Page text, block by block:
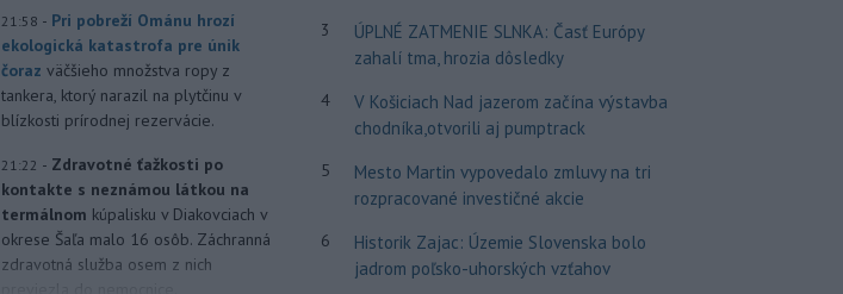
21:58 - Pri pobreží Ománu hrozí
ekologická katastrofa pre únik
čoraz väčšieho množstva ropy z
tankera, ktorý narazil na plytčinu v
blízkosti prírodnej rezervácie.
21:22 - Zdravotné ťažkosti po
kontakte s neznámou látkou na
termálnom kúpalisku v Diakovciach v
okrese Šaľa malo 16 osôb. Záchranná
zdravotná služba osem z nich
3
ÚPLNÉ ZATMENIE SLNKA: Časť Európy
zahalí tma, hrozia dôsledky
4
V Košiciach Nad jazerom začína výstavba
chodníka,otvorili aj pumptrack
5
Mesto Martin vypovedalo zmluvy na tri
rozpracované investičné akcie
6
Historik Zajac: Územie Slovenska bolo
jadrom poľsko-uhorských vzťahov